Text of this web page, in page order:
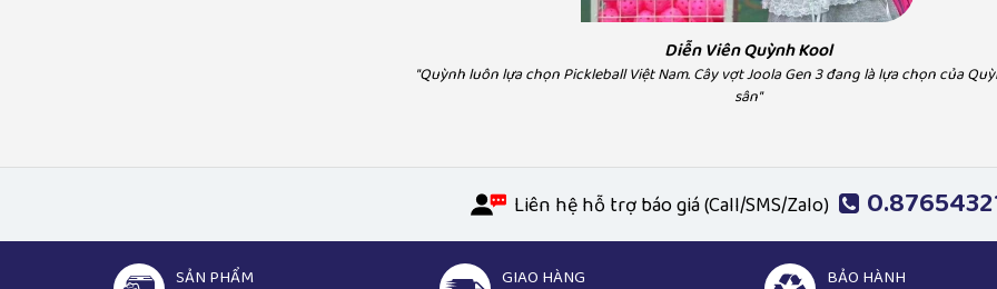
"Mua vợt Pickleball và phụ kiện tại Pickleball Việt Nam rất yên tâm vì
Diễn Viên Quỳnh Kool
"Quỳnh luôn lựa chọn Pickleball Việt Nam. Cây vợt Joola Gen 3 đang là lựa chọn của
sân"
"Hà Myo lựa chọn
Liên hệ hỗ trợ báo giá (Call/SMS/Zalo)
SẢN PHẨM
GIAO HÀNG
BẢO HÀNH